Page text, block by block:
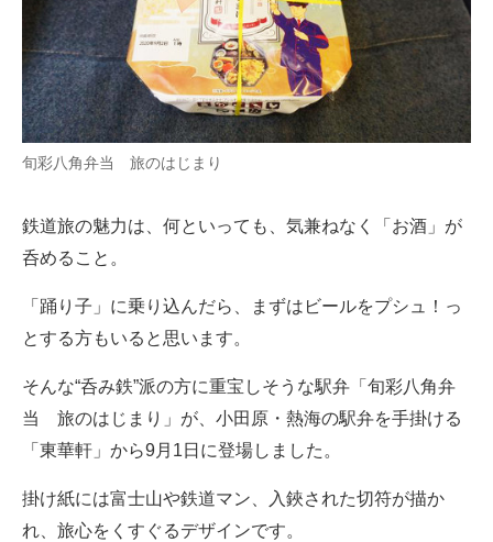
旬彩八角弁当 旅のはじまり
鉄道旅の魅力は、何といっても、気兼ねなく「お酒」が
呑めること。
「踊り子」に乗り込んだら、まずはビールをプシュ！っ
とする方もいると思います。
そんな“呑み鉄”派の方に重宝しそうな駅弁「旬彩八角弁
当 旅のはじまり」が、小田原・熱海の駅弁を手掛ける
「東華軒」から9月1日に登場しました。
掛け紙には富士山や鉄道マン、入鋏された切符が描か
れ、旅心をくすぐるデザインです。